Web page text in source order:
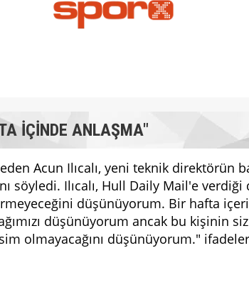
İÇİNDE ANLAŞMA"
Acun Ilıcalı, yeni teknik direktörün
söyledi. Ilıcalı, Hull Daily Mail'e
düşünüyorum. Bir hafta
düşünüyorum ancak bu kişinin
olmayacağını düşünüyorum."